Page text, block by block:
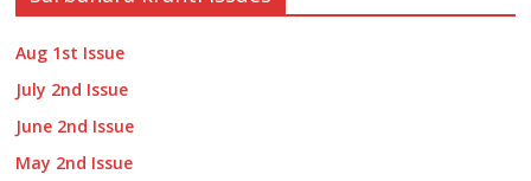
Aug 1st Issue
July 2nd Issue
June 2nd Issue
May 2nd Issue